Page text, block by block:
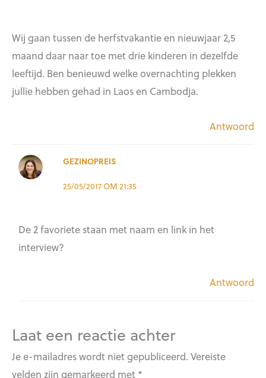
Wij gaan tussen de herfstvakantie en nieuwjaar 2,5
maand daar naar toe met drie kinderen in dezelfde
leeftijd. Ben benieuwd welke overnachting plekken
jullie hebben gehad in Laos en Cambodja.
Antwoord
GEZINOPREIS
25/05/2017 OM 21:35
De 2 favoriete staan met naam en link in het
interview?
Antwoord
Laat een reactie achter
Je e-mailadres wordt niet gepubliceerd. Vereiste
velden zijn gemarkeerd met *